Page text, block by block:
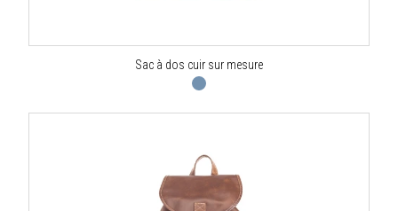
Sac à dos cuir sur mesure